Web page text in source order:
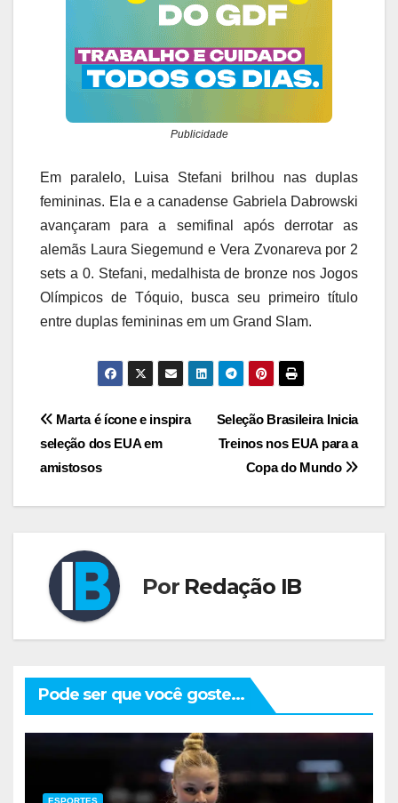
Publicidade
Em paralelo, Luisa Stefani brilhou nas duplas
femininas. Ela e a canadense Gabriela Dabrowski
avançaram para a semifinal após derrotar as
alemãs Laura Siegemund e Vera Zvonareva por 2
sets a 0. Stefani, medalhista de bronze nos Jogos
Olímpicos de Tóquio, busca seu primeiro título
entre duplas femininas em um Grand Slam.
Navegação
de
Post
Seleção Brasileira Inicia
Treinos nos EUA para a
Copa do Mundo
Marta é ícone e inspira
seleção dos EUA em
amistosos
Por Redação IB
Pode ser que você goste...